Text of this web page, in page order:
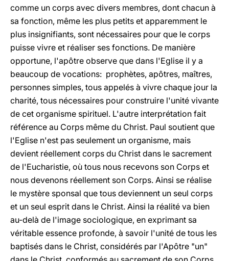
comme un corps avec divers membres, dont chacun à
sa fonction, même les plus petits et apparemment le
plus insignifiants, sont nécessaires pour que le corps
puisse vivre et réaliser ses fonctions. De manière
opportune, l'apôtre observe que dans l'Eglise il y a
beaucoup de vocations: prophètes, apôtres, maîtres,
personnes simples, tous appelés à vivre chaque jour la
charité, tous nécessaires pour construire l'unité vivante
de cet organisme spirituel. L'autre interprétation fait
référence au Corps même du Christ. Paul soutient que
l'Eglise n'est pas seulement un organisme, mais
devient réellement corps du Christ dans le sacrement
de l'Eucharistie, où tous nous recevons son Corps et
nous devenons réellement son Corps. Ainsi se réalise
le mystère sponsal que tous deviennent un seul corps
et un seul esprit dans le Christ. Ainsi la réalité va bien
au-delà de l'image sociologique, en exprimant sa
véritable essence profonde, à savoir l'unité de tous les
baptisés dans le Christ, considérés par l'Apôtre "un"